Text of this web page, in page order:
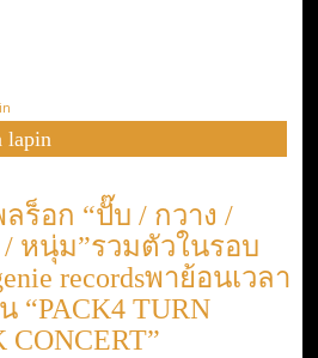
lapin
ร็อก “ปั๊บ / กวาง /
หนุ่ม”รวมตัวในรอบ
recordsพาย้อนเวลา
“PACK4 TURN
CONCERT”